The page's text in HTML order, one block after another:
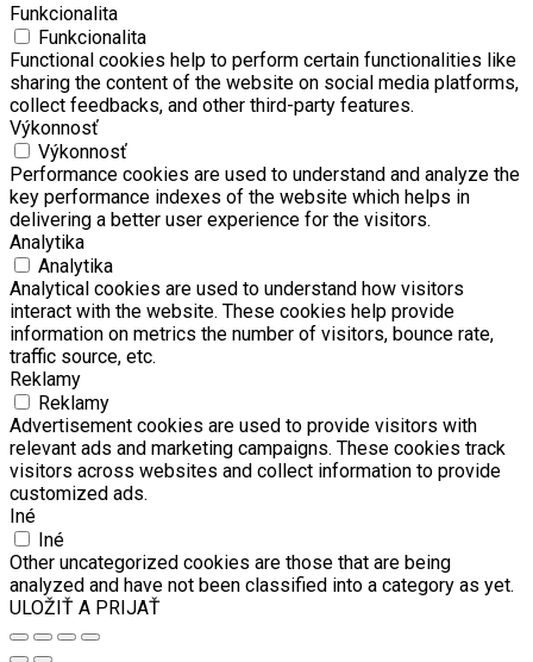
Funkcionalita
Funkcionalita
Functional cookies help to perform certain functionalities like
sharing the content of the website on social media platforms,
collect feedbacks, and other third-party features.
Výkonnosť
Výkonnosť
Performance cookies are used to understand and analyze the
key performance indexes of the website which helps in
delivering a better user experience for the visitors.
Analytika
Analytika
Analytical cookies are used to understand how visitors
interact with the website. These cookies help provide
information on metrics the number of visitors, bounce rate,
traffic source, etc.
Reklamy
Reklamy
Advertisement cookies are used to provide visitors with
relevant ads and marketing campaigns. These cookies track
visitors across websites and collect information to provide
customized ads.
Iné
Iné
Other uncategorized cookies are those that are being
analyzed and have not been classified into a category as yet.
ULOŽIŤ A PRIJAŤ